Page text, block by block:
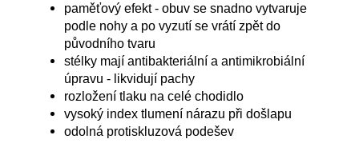
paměťový efekt - obuv se snadno vytvaruje
podle nohy a po vyzutí se vrátí zpět do
původního tvaru
stélky mají antibakteriální a antimikrobiální
úpravu - likvidují pachy
rozložení tlaku na celé chodidlo
vysoký index tlumení nárazu při došlapu
odolná protiskluzová podešev